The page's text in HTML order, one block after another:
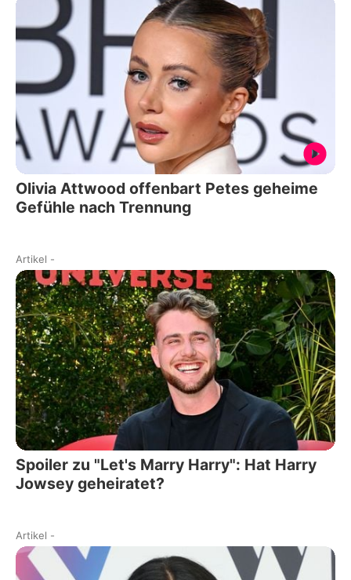
Olivia Attwood offenbart Petes geheime
Gefühle nach Trennung
Artikel -
Spoiler zu "Let's Marry Harry": Hat Harry
Jowsey geheiratet?
Artikel -